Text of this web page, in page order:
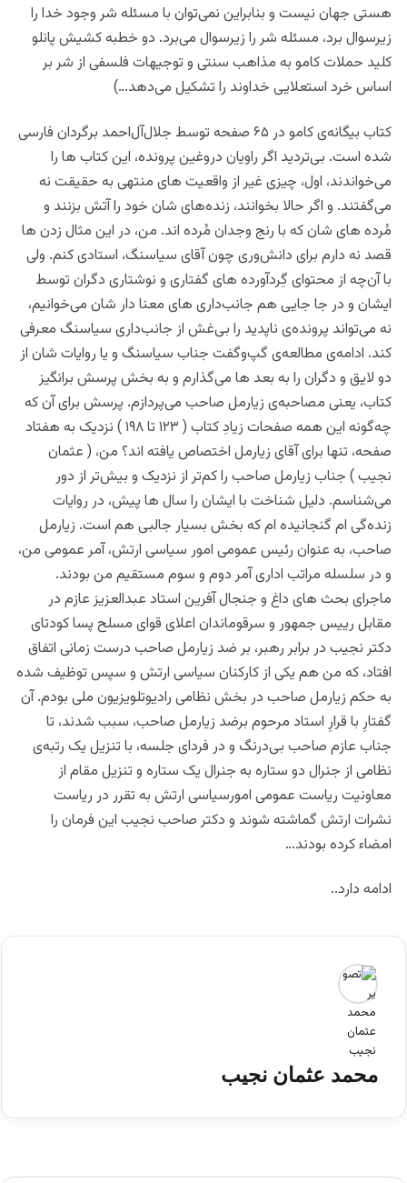
هستی جهان نیست و بنابراین نمی‌توان با مسئله شر وجود خدا را
زیرسوال برد، مسئله شر را زیرسوال می‌برد. دو خطبه کشیش پانلو
کلید حملات کامو به مذاهب سنتی و توجیهات فلسفی از شر بر
اساس خرد استعلایی خداوند را تشکیل می‌دهد…)
کتاب بیگانه‌ی کامو در ۶۵ صفحه توسط جلال‌آل‌احمد برگردان فارسی
شده است. بی‌تردید اگر راویان دروغین پرونده، این کتاب ها را
می‌خواندند، اول، چیزی غیر از واقعیت های منتهی به حقیقت نه
می‌گفتند. و اگر حالا بخوانند، زنده‌های شان خود را آتش بزنند و
مُرده های شان که با رنج وجدان مُرده اند. من، در این مثال زدن ها
قصد نه دارم برای دانش‌وری چون آقای سیاسنگ، استادی کنم.‌ ولی
با آن‌چه از محتوای گِردآورده های گفتاری و نوشتاری دگران توسط
ایشان و در جا جایی هم جانب‌داری های معنا دار‌ شان می‌خوانیم،
نه می‌تواند پرونده‌ی ‌ناپدید را بی‌‌غش از جانب‌داری سیاسنگ معرفی
کند.‌ ادامه‌ی مطالعه‌ی گپ‌وگفت جناب سیاسنگ و‌ یا روایات شان از
دو لایق و دگران را به بعد ها می‌گذارم و به بخش پرسش برانگیز
کتاب، یعنی مصاحبه‌ی زیارمل صاحب می‌پردازم. پرسش برای آن که
چه‌‌گونه این همه صفحات زیادِ کتاب ( ۱۲۳ تا ۱۹۸ ) نزدیک به هفتاد
صفحه، تنها برای آقای زیارمل اختصاص یافته اند؟ من،‌ ( عثمان
نجیب ) جناب زیارمل صاحب را کم‌تر از نزدیک و بیش‌تر از دور
می‌شناسم. دلیل شناخت با ایشان را سال ها پیش، در روایات
زنده‌گی ام گنجانیده ام که بخش بسیار جالبی هم است. زیارمل
صاحب، به عنوان رئیس عمومی امور سیاسی ارتش، آمر عمومی من،
و در سلسله مراتب اداری آمر دوم و سوم مستقیم من بودند.
ماجرای بحث های داغ ‌و جنجال آفرین استاد عبدالعزیز عازم در
مقابل رییس جمهور و سرقوماندان اعلای قوای مسلح پسا کودتای
دکتر نجیب در برابر رهبر، بر ضد زیارمل صاحب درست زمانی اتفاق
افتاد، که من هم یکی از کارکنان سیاسی ارتش و سپس توظیف شده
به حکم زیارمل صاحب در بخش نظامی رادیوتلویزیون ملی بودم. آن
گفتارِ با قرارِ استاد مرحوم برضد زیارمل صاحب، سبب شدند، تا
جناب عازم صاحب بی‌درنگ و در فردای جلسه، با تنزیل یک رتبه‌ی
نظامی از جنرال دو ستاره به جنرال یک ستاره و تنزیل مقام از
معاونیت ریاست عمومی امورسیاسی ارتش به تقرر در ریاست
نشرات ارتش گماشته شوند و دکتر صاحب نجیب این فرمان را
امضاء کرده بودند…
ادامه دارد..
محمد عثمان نجیب